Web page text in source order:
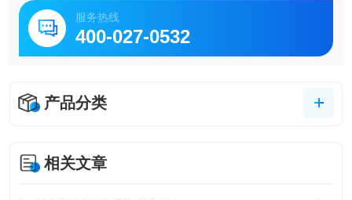
服务热线
400-027-0532
产品分类
相关文章